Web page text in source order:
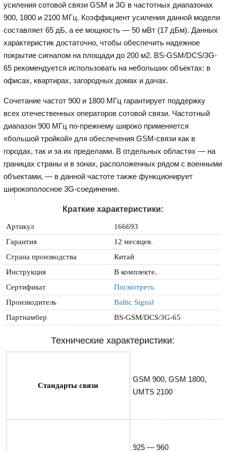
усиления сотовой связи GSM и 3G в частотных диапазонах
900, 1800 и 2100 МГц. Коэффициент усиления данной модели
составляет 65 дБ, а ее мощность — 50 мВт (17 дБм). Данных
характеристик достаточно, чтобы обеспечить надежное
покрытие сигналом на площади до 200 м2. BS-GSM/DCS/3G-
65 рекомендуется использовать на небольших объектах: в
офисах, квартирах, загородных домах и дачах.
Сочетание частот 900 и 1800 МГц гарантирует поддержку
всех отечественных операторов сотовой связи. Частотный
диапазон 900 МГц по-прежнему широко применяется
«большой тройкой» для обеспечения GSM-связи как в
городах, так и за их пределами. В отдельных областях — на
границах страны и в зонах, расположенных рядом с военными
объектами, — в данной частоте также функционирует
широкополосное 3G-соединение.
Краткие характеристики:
Артикул
166693
Гарантия
12 месяцев.
Страна производства
Китай
Инструкция
В комплекте.
Сертификат
Посмотреть
Производитель
Baltic Signal
Партнамбер
BS-GSM/DCS/3G-65
Технические характеристики:
Стандарты связи
GSM 900, GSM 1800,
UMTS 2100
925 — 960